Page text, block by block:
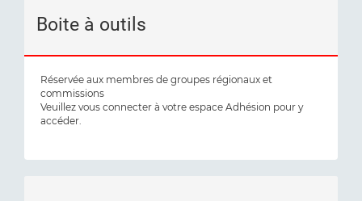
Boite à outils
Réservée aux membres de groupes régionaux et
commissions
Veuillez vous connecter à votre espace Adhésion pour y
accéder.